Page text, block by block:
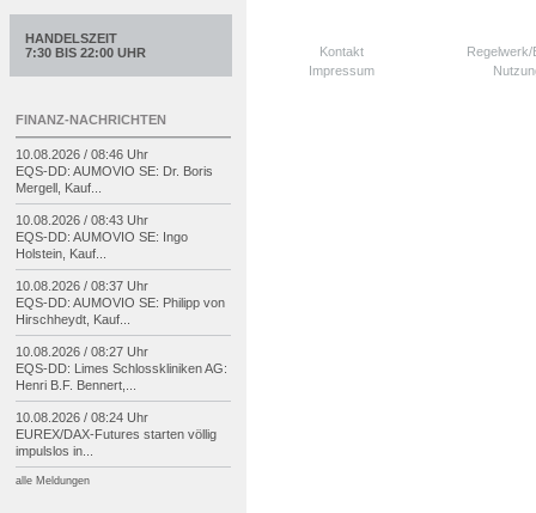
Kontakt
Impressum
HANDELSZEIT
7:30 BIS 22:00 UHR
FINANZ-NACHRICHTEN
10.08.2026 / 08:46 Uhr
EQS-DD: AUMOVIO SE: Dr. Boris
Mergell, Kauf...
10.08.2026 / 08:43 Uhr
EQS-DD: AUMOVIO SE: Ingo
Holstein, Kauf...
10.08.2026 / 08:37 Uhr
EQS-DD: AUMOVIO SE: Philipp von
Hirschheydt, Kauf...
10.08.2026 / 08:27 Uhr
EQS-DD: Limes Schlosskliniken AG:
Henri B.F. Bennert,...
10.08.2026 / 08:24 Uhr
EUREX/DAX-Futures starten völlig
impulslos in...
alle Meldungen